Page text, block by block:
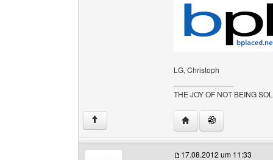
LG, Christoph
THE JOY OF NOT BEING
↑ Website dieses
17.08.2012 um 11:33